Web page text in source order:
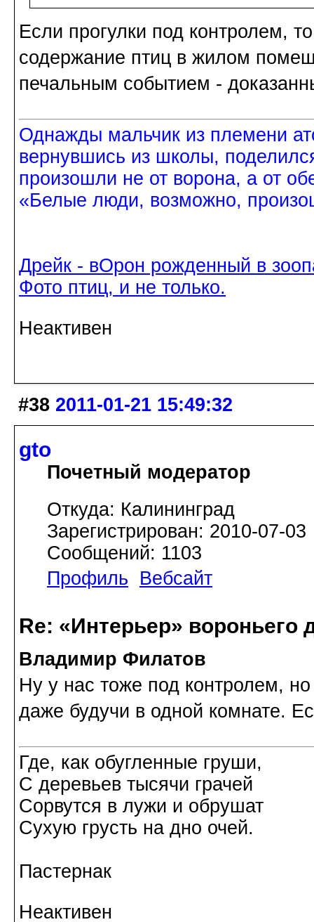
Если прогулки под контролем,
содержание птиц в жилом
печальным событием -
Однажды мальчик из племени
вернувшись из школы,
произошли не от ворона, а от
«Белые люди, возможно,
Дрейк - вОрон рожденный в
Фото птиц, и не только.
Неактивен
#38 2011-01-21 15:49:32
gto
Почетный модератор
Откуда: Калининград
Зарегистрирован: 2010-07-03
Сообщений: 1103
Профиль
Вебсайт
Re: «Интерьер» вороньего
Владимир Филатов
Ну у нас тоже под контролем,
даже будучи в одной комнате.
Где, как обугленные груши,
С деревьев тысячи грачей
Сорвутся в лужи и обрушат
Сухую грусть на дно очей.
Пастернак
Неактивен